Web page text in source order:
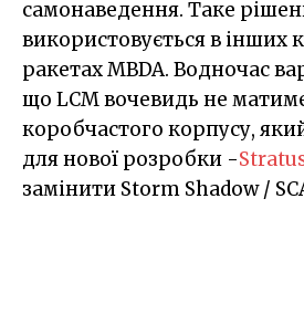
самонаведення. Таке
використовується в інших
ракетах MBDA. Водночас
що LCM вочевидь не
коробчастого корпусу,
для нової розробки -
замінити Storm Shadow /